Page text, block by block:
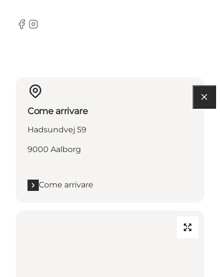
Facebook
Instagram
Come arrivare
Hadsundvej 59
9000 Aalborg
Come arrivare